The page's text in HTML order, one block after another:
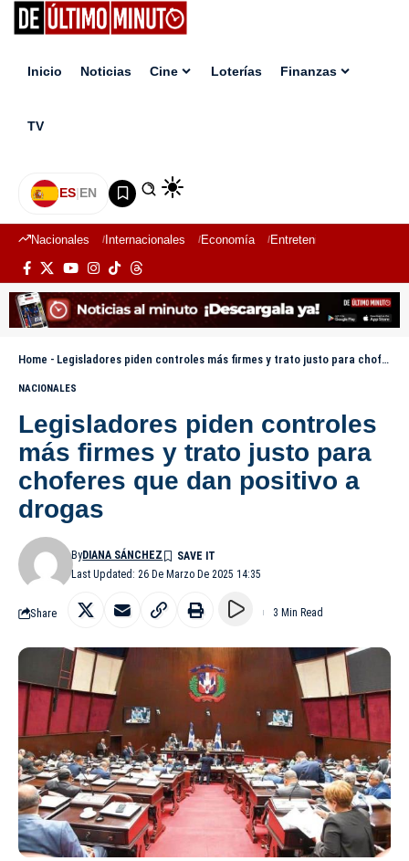
Inicio Noticias Cine Loterías Finanzas
TV
ES|EN
Nacionales Internacionales Economía Entretenimiento
Home - Legisladores piden controles más firmes y trato justo para choferes que dan positivo a drogas
NACIONALES
Legisladores piden controles
más firmes y trato justo para
choferes que dan positivo a
drogas
Last Updated: 26 De Marzo De 2025 14:35
ByDIANA SÁNCHEZ
Share 3 Min Read